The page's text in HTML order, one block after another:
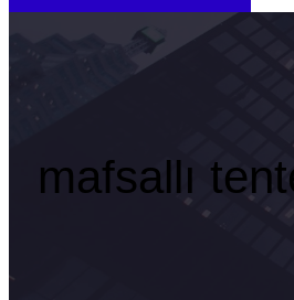
mafsallı